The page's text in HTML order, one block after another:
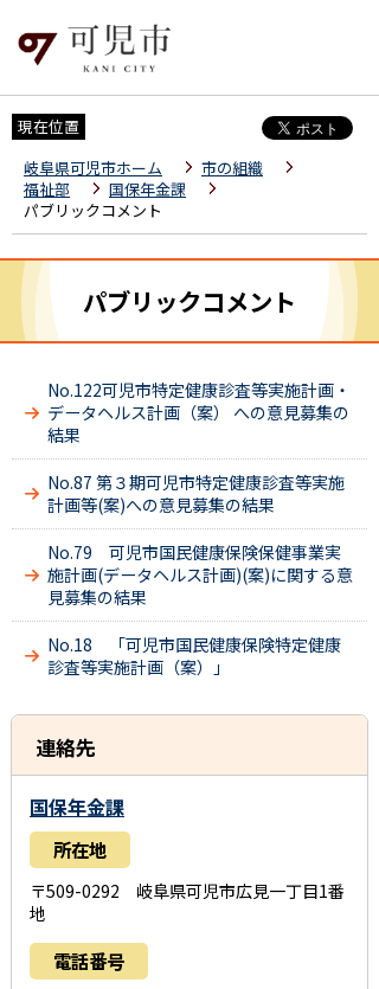
現在位置
岐阜県可児市ホーム
市の組織
福祉部
国保年金課
パブリックコメント
パブリックコメント
No.122可児市特定健康診査等実施計画・
データヘルス計画（案） への意見募集の
結果
No.87 第３期可児市特定健康診査等実施
計画等(案)への意見募集の結果
No.79 可児市国民健康保険保健事業実
施計画(データヘルス計画)(案)に関する意
見募集の結果
No.18 「可児市国民健康保険特定健康
診査等実施計画（案）」
連絡先
国保年金課
所在地
〒509-0292 岐阜県可児市広見一丁目1番
地
電話番号